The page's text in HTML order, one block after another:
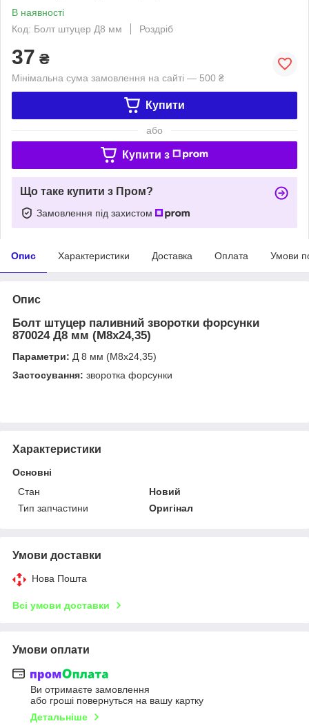
В наявності
Код: Болт штуцер Д8 мм
Роздріб
37 ₴
Мінімальна сума замовлення на сайті — 500 ₴
Купити
або
Купити з
Що таке купити з Пром?
Замовлення під захистом
Опис Характеристики Доставка Оплата Умови
Опис
Болт штуцер паливний зворотки форсунки
870024 Д8 мм (М8х24,35)
Параметри: Д 8 мм (М8х24,35)
Застосування: зворотка форсунки
Характеристики
Основні
Стан
Новий
Тип запчастини
Оригінал
Умови доставки
Нова Пошта
Всі умови доставки
Умови оплати
Ви отримаєте замовлення
або гроші повернуться на вашу картку
Детальніше